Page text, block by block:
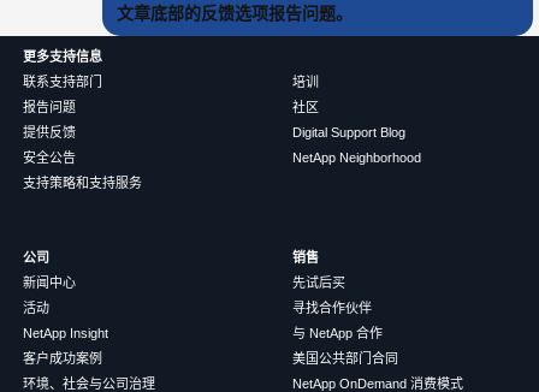
文章底部的反馈选项报告问题。
更多支持信息
联系支持部门
报告问题
提供反馈
安全公告
支持策略和支持服务
培训
社区
Digital Support Blog
NetApp Neighborhood
公司
新闻中心
活动
NetApp Insight
客户成功案例
环境、社会与公司治理
销售
先试后买
寻找合作伙伴
与 NetApp 合作
美国公共部门合同
NetApp OnDemand 消费模式